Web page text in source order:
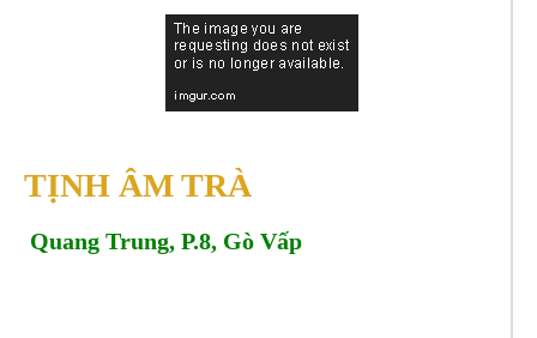
TỊNH ÂM TRÀ
Quang Trung, P.8, Gò Vấp